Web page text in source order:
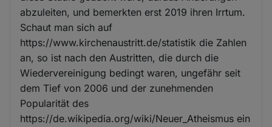
abzuleiten, und bemerkten erst 2019 ihren Irrtum.
Schaut man sich auf
https://www.kirchenaustritt.de/statistik die Zahlen
an, so ist nach den Austritten, die durch die
Wiedervereinigung bedingt waren, ungefähr seit
dem Tief von 2006 und der zunehmenden
Popularität des
https://de.wikipedia.org/wiki/Neuer_Atheismus ein